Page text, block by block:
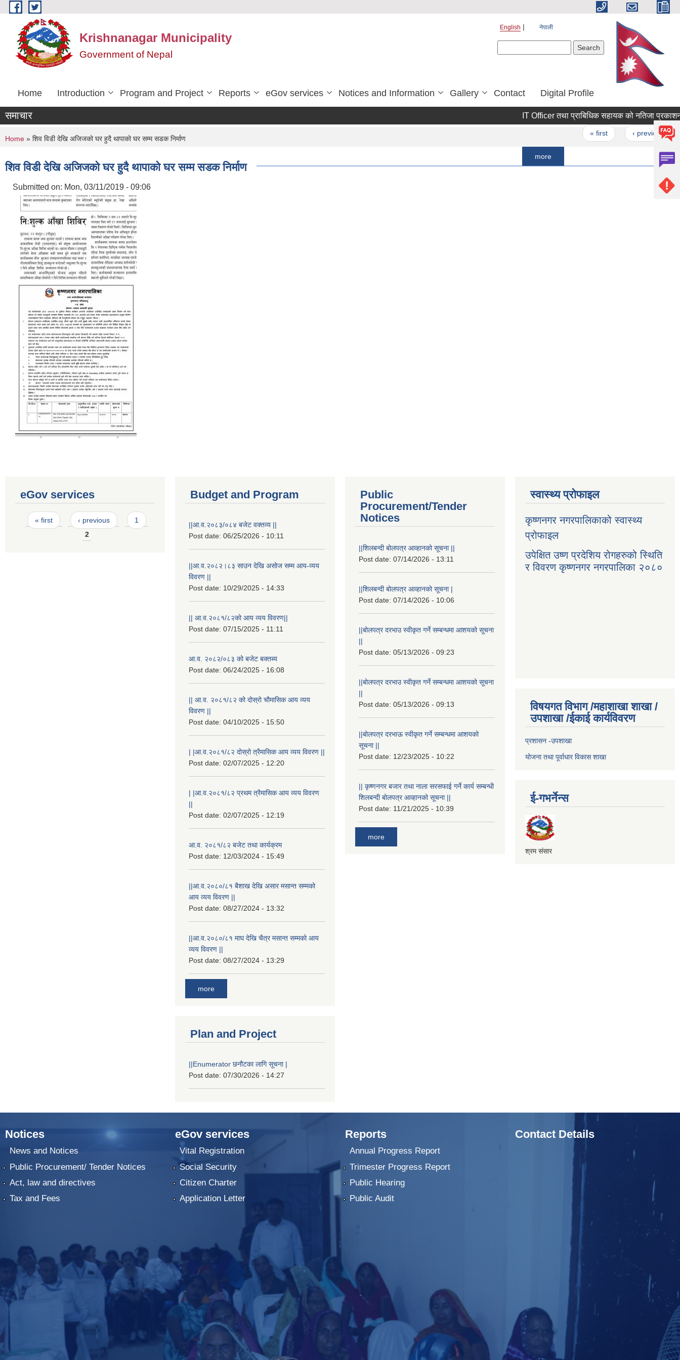
Skip to main content
Krishnanagar Municipality
Government of Nepal
English नेपाली
Home Introduction Program and Project Reports eGov services Notices and Information Gallery Contact Digital Profile
समाचार IT Officer तथा प्राबिधिक सहायक को नतिजा प्रकाशन
‹ previous …
You are here
Home » शिव विडी देखि अजिजको घर हुदै थापाको घर सम्म सडक निर्माण
शिव विडी देखि अजिजको घर हुदै थापाको घर सम्म सडक निर्माण
Submitted on: Mon, 03/11/2019 - 09:06
eGov services
Pages
« first ‹ previous
1
2
Budget and Program
||आ.व.२०८३/०८४ बजेट वक्तव्य ||
Post date: 06/25/2026 - 10:11
||आ.व.२०८२।८३ साउन देखि असोज सम्म आय-व्यय
विवरण ||
Post date: 10/29/2025 - 14:33
|| आ.व.२०८१/८२को आय व्यय विवरण||
Post date: 07/15/2025 - 11:11
आ.व. २०८२/०८३ को बजेट बक्तब्य
Post date: 06/24/2025 - 16:08
|| आ.व. २०८१/८२ को दोस्रो चौमासिक आय व्यय
विवरण ||
Post date: 04/10/2025 - 15:50
| |आ.व.२०८१/८२ दोस्रो त्रैमासिक आय व्यय विवरण ||
Post date: 02/07/2025 - 12:20
| |आ.व.२०८१/८२ प्रथम त्रैमासिक आय व्यय विवरण
||
Post date: 02/07/2025 - 12:19
आ.व. २०८१/८२ बजेट तथा कार्यक्रम
Post date: 12/03/2024 - 15:49
||आ.व.२०८०/८१ बैशाख देखि असार मसान्त सम्मको
आय व्यय विवरण ||
Post date: 08/27/2024 - 13:32
||आ.व.२०८०/८१ माघ देखि चैत्र मसान्त सम्मको आय
व्यय विवरण ||
Post date: 08/27/2024 - 13:29
more
Plan and Project
||Enumerator छनौटका लागि सूचना |
Post date: 07/30/2026 - 14:27
Public
Procurement/Tender
Notices
||शिलबन्दी बोलपत्र आव्हानको सूचना ||
Post date: 07/14/2026 - 13:11
||शिलबन्दी बोलपत्र आव्हानको सूचना |
Post date: 07/14/2026 - 10:06
||बोलपत्र दरभाउ स्वीकृत गर्ने सम्बन्धमा आशयको सूचना
||
Post date: 05/13/2026 - 09:23
||बोलपत्र दरभाउ स्वीकृत गर्ने सम्बन्धमा आशयको सूचना
||
Post date: 05/13/2026 - 09:13
||बोलपत्र दरभाऊ स्वीकृत गर्ने सम्बन्धमा आशयको
सूचना ||
Post date: 12/23/2025 - 10:22
|| कृष्णनगर बजार तथा नाला सरसफाई गर्ने कार्य सम्बन्धी
शिलबन्दी बोलपत्र आव्हानको सूचना ||
Post date: 11/21/2025 - 10:39
more
स्वास्थ्य प्रोफाइल
कृष्णनगर नगरपालिकाको स्वास्थ्य
प्रोफाइल
उपेक्षित उष्ण प्रदेशिय रोगहरुको स्थिति
र विवरण कृष्णनगर नगरपालिका २०८०
विषयगत विभाग /महाशाखा शाखा /
उपशाखा /ईकाई कार्यविवरण
प्रशासन -उपशाखा
योजना तथा पूर्वाधार विकास शाखा
ई-गभर्नेन्स
श्रम संसार
Notices
News and Notices
Public Procurement/ Tender Notices
Act, law and directives
Tax and Fees
eGov services
Vital Registration
Social Security
Citizen Charter
Application Letter
Reports
Annual Progress Report
Trimester Progress Report
Public Hearing
Public Audit
Contact Details